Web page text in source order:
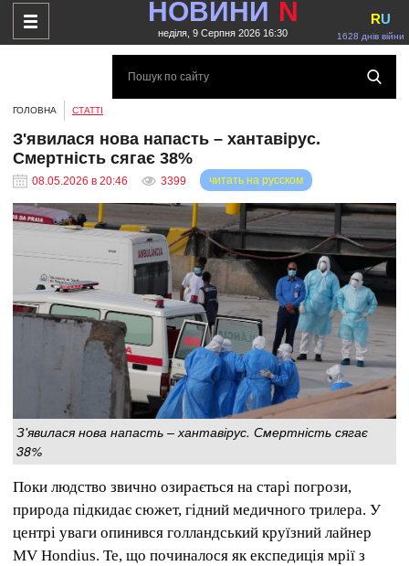
НОВИНИ N
неділя, 9 Серпня 2026 16:30 1628 днів війни
RU
ГОЛОВНА СТАТТІ
З'явилася нова напасть – хантавірус.
Смертність сягає 38%
08.05.2026 в 20:46 3399 читать на русском
З'явилася нова напасть – хантавірус. Смертність сягає
38%
Поки людство звично озирається на старі погрози,
природа підкидає сюжет, гідний медичного трилера. У
центрі уваги опинився голландський круїзний лайнер
MV Hondius. Те, що починалося як експедиція мрії з